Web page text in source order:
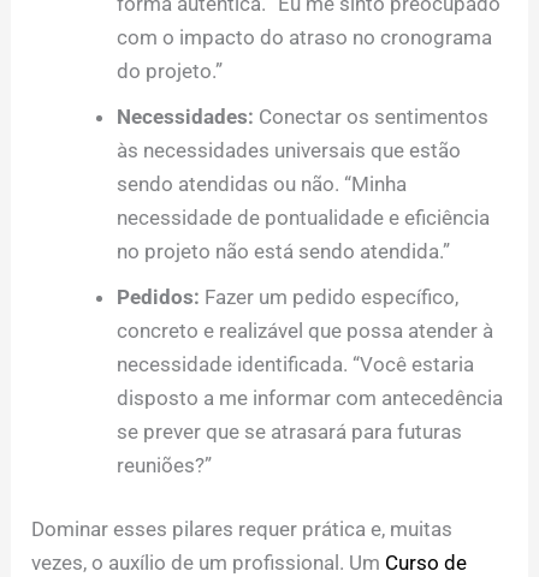
com o impacto do atraso no cronograma
do projeto.”
Necessidades: Conectar os sentimentos
às necessidades universais que estão
sendo atendidas ou não. “Minha
necessidade de pontualidade e eficiência
no projeto não está sendo atendida.”
Pedidos: Fazer um pedido específico,
concreto e realizável que possa atender à
necessidade identificada. “Você estaria
disposto a me informar com antecedência
se prever que se atrasará para futuras
reuniões?”
Dominar esses pilares requer prática e, muitas
vezes, o auxílio de um profissional. Um Curso de